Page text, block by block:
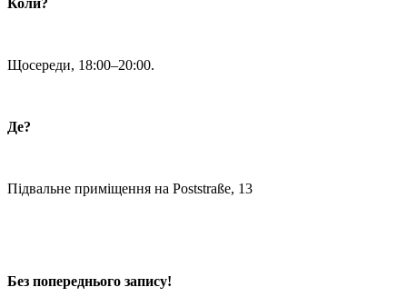
Щосереди, 18:00–20:00.
Де?
Підвальне приміщення на Poststraße, 13
Без попереднього запису!